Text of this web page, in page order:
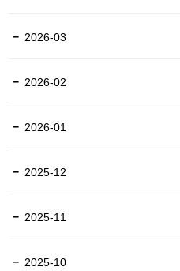
2026-03
2026-02
2026-01
2025-12
2025-11
2025-10